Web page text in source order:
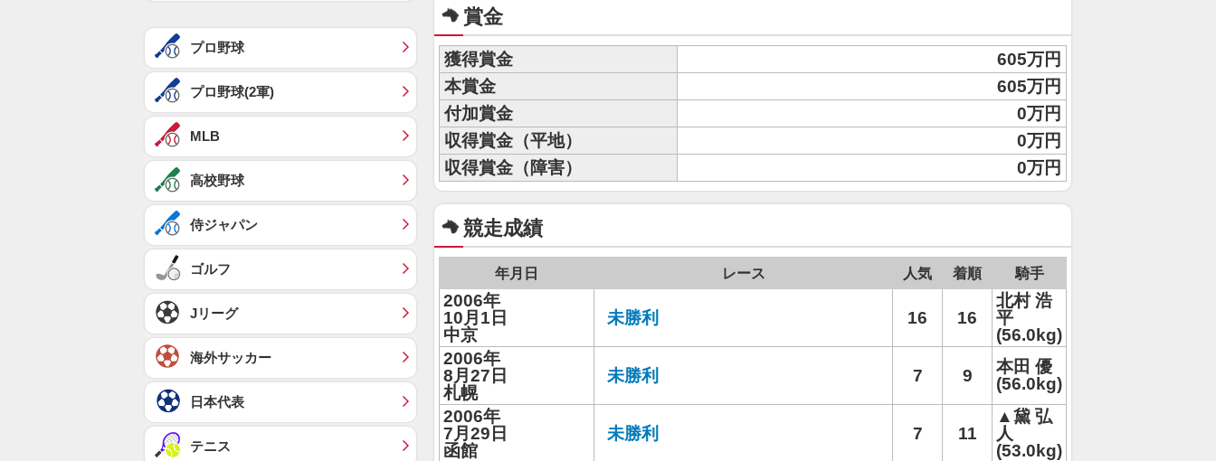
賞金
獲得賞金
605万円
本賞金
605万円
付加賞金
0万円
収得賞金（平地）
0万円
収得賞金（障害）
0万円
競走成績
年月日 レース 人気 着順 騎手
2006年
10月1日
中京
未勝利 16 16
北村 浩
平
(56.0kg)
2006年
8月27日
札幌
未勝利 7 9
本田 優
(56.0kg)
2006年
7月29日
函館
未勝利 7 11
▲黛 弘
人
(53.0kg)
プロ野球
プロ野球(2軍)
MLB
高校野球
侍ジャパン
ゴルフ
Jリーグ
海外サッカー
日本代表
テニス